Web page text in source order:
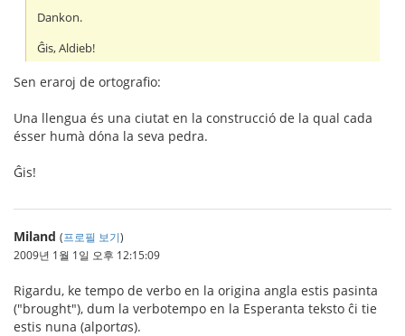
Dankon.
Ĝis, Aldieb!
Sen eraroj de ortografio:
Una llengua és una ciutat en la construcció de la qual cada
ésser humà dóna la seva pedra.
Ĝis!
Miland (프로필 보기)
2009년 1월 1일 오후 12:15:09
Rigardu, ke tempo de verbo en la origina angla estis pasinta
("brought"), dum la verbotempo en la Esperanta teksto ĉi tie
estis nuna (alportas).